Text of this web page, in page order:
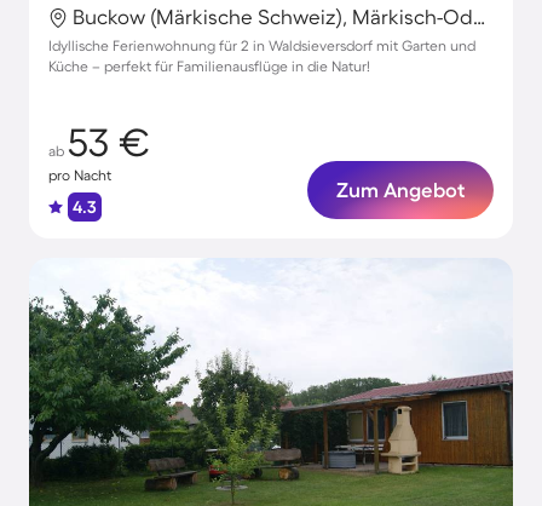
Buckow (Märkische Schweiz), Märkisch-Oderland, Deutschland
Idyllische Ferienwohnung für 2 in Waldsieversdorf mit Garten und
Küche – perfekt für Familienausflüge in die Natur!
ab 53 €
pro Nacht
4.3
Zum Angebot